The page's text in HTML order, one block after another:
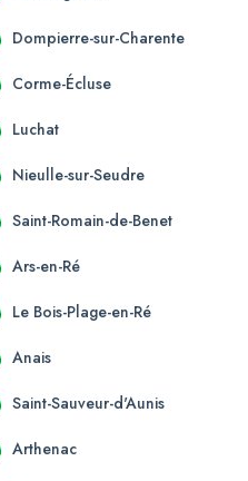
Dompierre-sur-Charente
Corme-Écluse
Luchat
Nieulle-sur-Seudre
Saint-Romain-de-Benet
Ars-en-Ré
Le Bois-Plage-en-Ré
Anais
Saint-Sauveur-d'Aunis
Arthenac